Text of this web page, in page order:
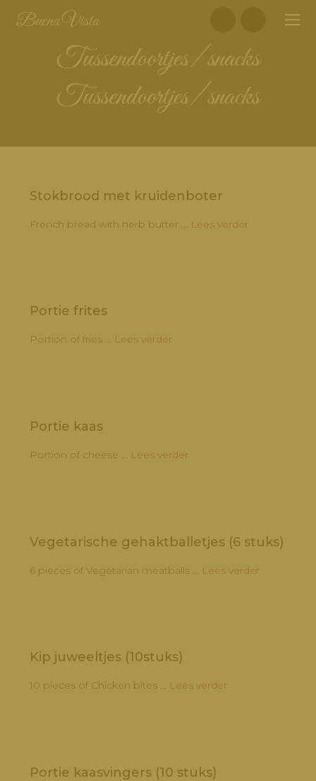
Buena Vista
tussendoortjes/ snacks
tussendoortjes/ snacks
Stokbrood met kruidenboter
French bread with herb butter ... Lees verder
Portie frites
Portion of fries ... Lees verder
Portie kaas
Portion of cheese ... Lees verder
Vegetarische gehaktballetjes (6 stuks)
6 pieces of Vegetarian meatballs ... Lees verder
Kip juweeltjes (10stuks)
10 pieces of Chicken bites ... Lees verder
Portie kaasvingers (10 stuks)